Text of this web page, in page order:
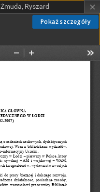
Pokaż szczegóły
Żmuda, Ryszard